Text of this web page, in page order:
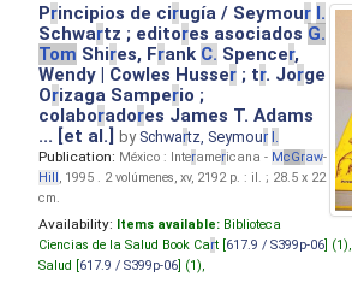
Principios de cirugía / Seymour I.
Schwartz ; editores asociados G.
Tom Shires, Frank C. Spencer,
Wendy | Cowles Husser ; tr. Jorge
Orizaga Samperio ;
colaboradores James T. Adams
... [et al.]by Schwartz, Seymour I.
Publication: México : Interamericana - McGraw-
Hill, 1995 . 2 volúmenes, xv, 2192 p. : il. ; 28.5 x 22
cm.
Availability: Items available: Biblioteca
Ciencias de la Salud Book Cart [ 617.9 / S399p-06 ] (1),
Salud [ 617.9 / S399p-06 ] (1),